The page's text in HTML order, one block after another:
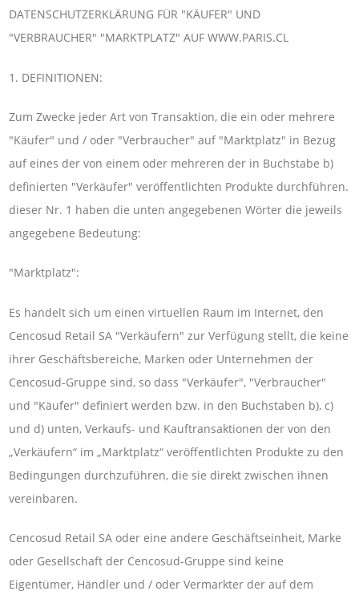
DATENSCHUTZERKLÄRUNG FÜR "KÄUFER" UND
"VERBRAUCHER" "MARKTPLATZ" AUF WWW.PARIS.CL
1. DEFINITIONEN:
Zum Zwecke jeder Art von Transaktion, die ein oder mehrere
"Käufer" und / oder "Verbraucher" auf "Marktplatz" in Bezug
auf eines der von einem oder mehreren der in Buchstabe b)
definierten "Verkäufer" veröffentlichten Produkte durchführen.
dieser Nr. 1 haben die unten angegebenen Wörter die jeweils
angegebene Bedeutung:
"Marktplatz":
Es handelt sich um einen virtuellen Raum im Internet, den
Cencosud Retail SA "Verkäufern" zur Verfügung stellt, die keine
ihrer Geschäftsbereiche, Marken oder Unternehmen der
Cencosud-Gruppe sind, so dass "Verkäufer", "Verbraucher"
und "Käufer" definiert werden bzw. in den Buchstaben b), c)
und d) unten, Verkaufs- und Kauftransaktionen der von den
„Verkäufern“ im „Marktplatz“ veröffentlichten Produkte zu den
Bedingungen durchzuführen, die sie direkt zwischen ihnen
vereinbaren.
Cencosud Retail SA oder eine andere Geschäftseinheit, Marke
oder Gesellschaft der Cencosud-Gruppe sind keine
Eigentümer, Händler und / oder Vermarkter der auf dem